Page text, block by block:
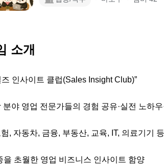
소개
즈 인사이트 클럽(Sales Insight Club)”
분야 영업 전문가들의 경험 공유·실전 노하
험, 자동차, 금융, 부동산, 교육, IT, 의료기기
을 초월한 영업 비즈니스 인사이트 함양